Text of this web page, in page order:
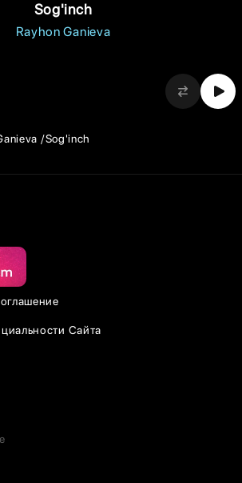
Sog'inch
Rayhon Ganieva
Sog'inch
Сайта